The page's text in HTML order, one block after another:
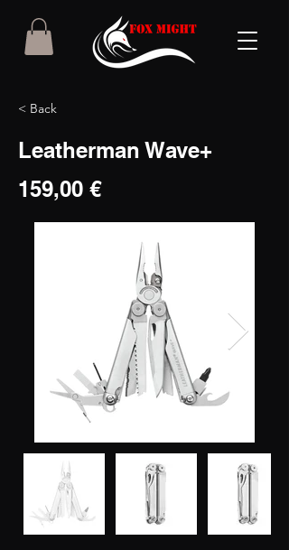
< Back
Leatherman Wave+
159,00 €